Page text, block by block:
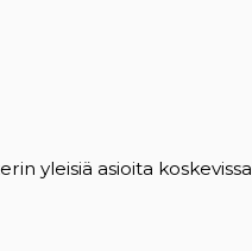
yleisiä asioita koskevissa